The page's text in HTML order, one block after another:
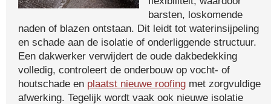
barsten, loskomende
naden of blazen ontstaan. Dit leidt tot waterinsijpeling
en schade aan de isolatie of onderliggende structuur.
Een dakwerker verwijdert de oude dakbedekking
volledig, controleert de onderbouw op vocht- of
houtschade en plaatst nieuwe roofing met zorgvuldige
afwerking. Tegelijk wordt vaak ook nieuwe isolatie